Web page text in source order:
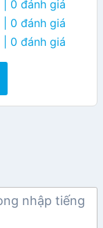
| 0 đánh giá
| 0 đánh giá
| 0 đánh giá